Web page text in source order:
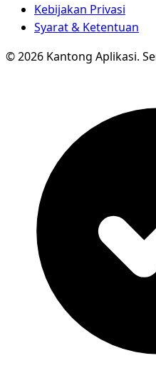
Kebijakan Privasi
Syarat & Ketentuan
© 2026 Kantong Aplikasi.